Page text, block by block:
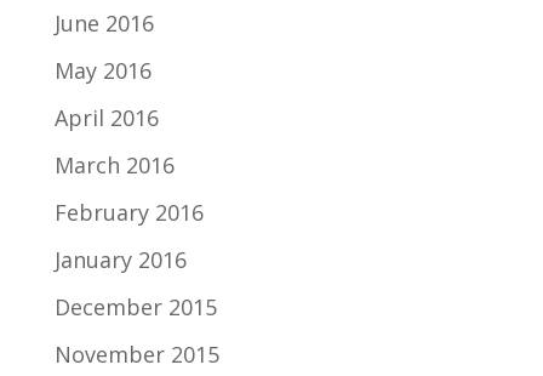
June 2016
May 2016
April 2016
March 2016
February 2016
January 2016
December 2015
November 2015